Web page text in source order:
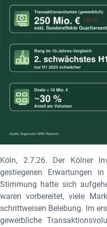
Köln, 2.7.26. Der Kölner
gestiegenen Erwartungen
Stimmung hatte sich
waren vorbereitet, viele
schrittweisen Belebung. Im
gewerbliche